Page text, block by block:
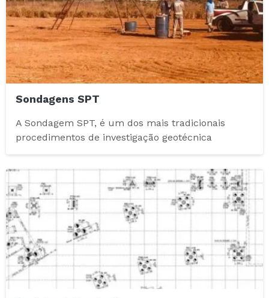
Sondagens SPT
A Sondagem SPT, é um dos mais tradicionais
procedimentos de investigação geotécnica